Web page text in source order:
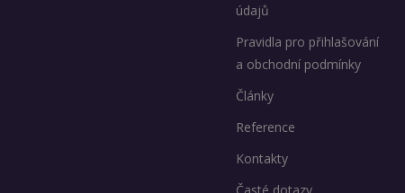
údajů
Pravidla pro přihlašování
a obchodní podmínky
Články
Reference
Kontakty
Časté dotazy